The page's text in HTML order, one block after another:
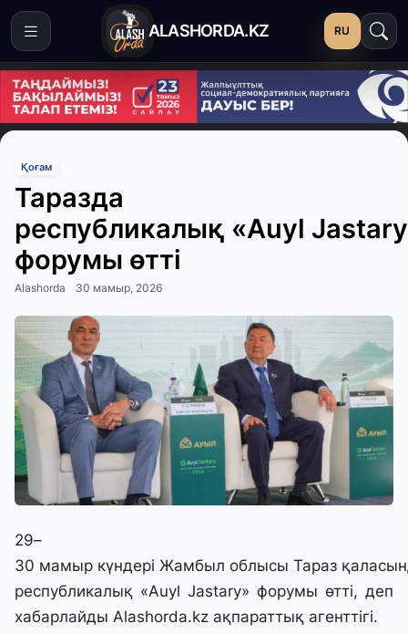
ALASHORDA.KZ RU
Қоғам
Таразда
республикалық «Auyl
форумы өтті
Alashorda 30 мамыр, 2026
29–
30 мамыр күндері Жамбыл облысы Тараз
республикалық «Auyl Jastary» форумы өтті, деп
хабарлайды Alashorda.kz ақпараттық агенттігі.